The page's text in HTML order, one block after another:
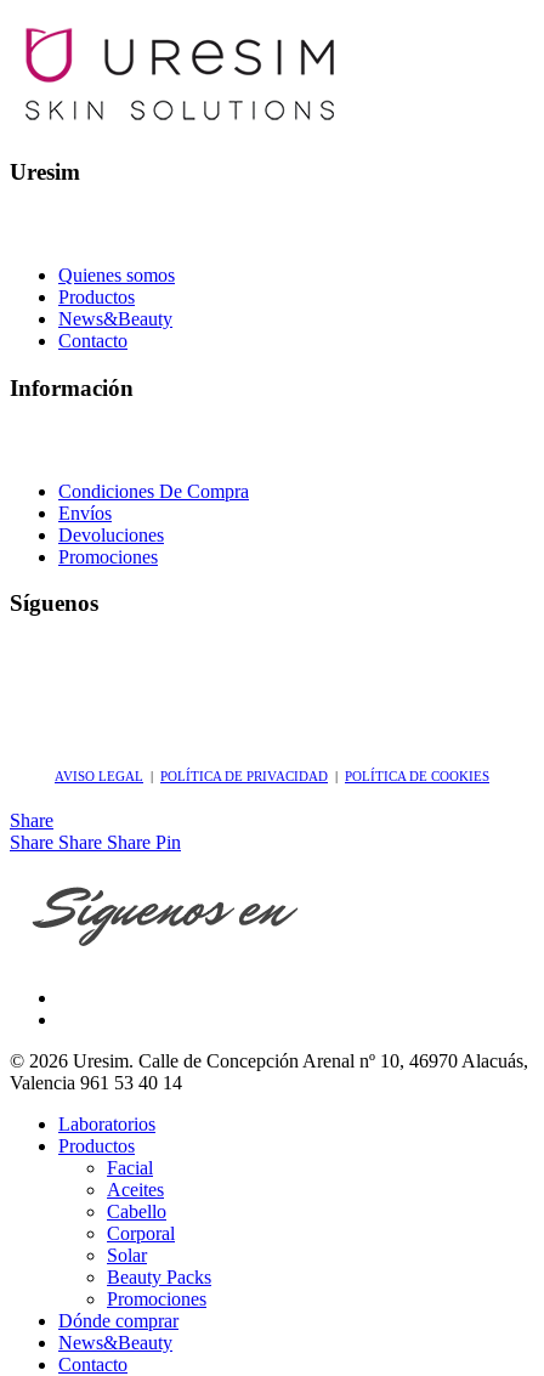
Uresim
Quienes somos
Productos
News&Beauty
Contacto
Información
Condiciones De Compra
Envíos
Devoluciones
Promociones
Síguenos
AVISO LEGAL | POLÍTICA DE PRIVACIDAD | POLÍTICA DE COOKIES
Share
Share Share Share Pin
© 2026 Uresim. Calle de Concepción Arenal nº 10, 46970 Alacuás,
Valencia 961 53 40 14
Laboratorios
Productos
Facial
Aceites
Cabello
Corporal
Solar
Beauty Packs
Promociones
Dónde comprar
News&Beauty
Contacto